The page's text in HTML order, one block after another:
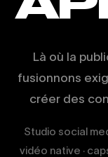
Là où la
fusionnons
créer des
Studio social
vidéo native ·